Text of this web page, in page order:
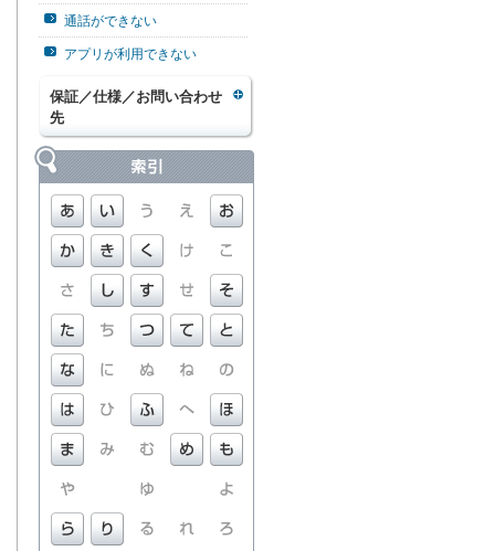
通話ができない
アプリが利用できない
保証／仕様／お問い合わせ
先